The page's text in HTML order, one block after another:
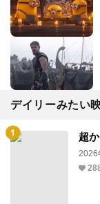
デイリーみたい
超
2026